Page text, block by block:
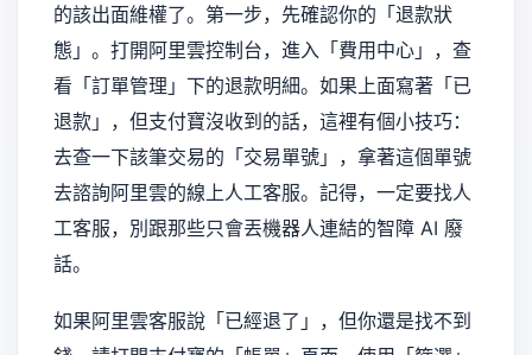
的該出面維權了。第一步，先確認你的「退款狀
態」。打開阿里雲控制台，進入「費用中心」，查
看「訂單管理」下的退款明細。如果上面寫著「已
退款」，但支付寶沒收到的話，這裡有個小技巧：
去查一下該筆交易的「交易單號」，拿著這個單號
去諮詢阿里雲的線上人工客服。記得，一定要找人
工客服，別跟那些只會丟機器人連結的智障 AI 廢
話。
如果阿里雲客服說「已經退了」，但你還是找不到